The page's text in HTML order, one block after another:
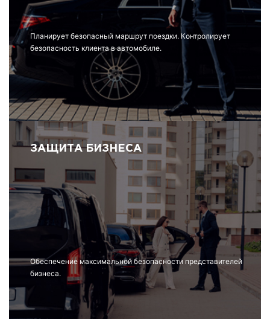
Планирует безопасный маршрут поездки. Контролирует
безопасность клиента в автомобиле.
ЗАЩИТА БИЗНЕСА
Обеспечение максимальной безопасности представителей
бизнеса.